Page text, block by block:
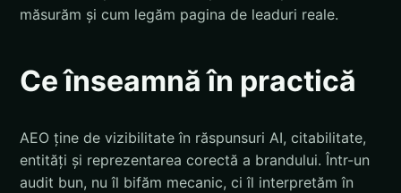
măsurăm și cum legăm pagina de leaduri reale.
Ce înseamnă în practică
AEO ține de vizibilitate în răspunsuri AI, citabilitate,
entități și reprezentarea corectă a brandului. Într-un
audit bun, nu îl bifăm mecanic, ci îl interpretăm în